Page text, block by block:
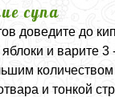
супа
доведите до
и варите 3
и тонкой